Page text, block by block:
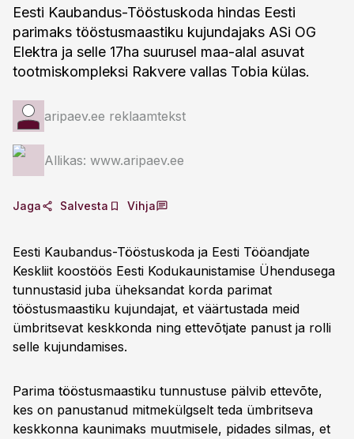
Eesti Kaubandus-Tööstuskoda hindas Eesti
parimaks tööstusmaastiku kujundajaks ASi OG
Elektra ja selle 17ha suurusel maa-alal asuvat
tootmiskompleksi Rakvere vallas Tobia külas.
aripaev.ee reklaamtekst
Allikas: www.aripaev.ee
Jaga Salvesta Vihja
Eesti Kaubandus-Tööstuskoda ja Eesti Tööandjate
Keskliit koostöös Eesti Kodukaunistamise Ühendusega
tunnustasid juba üheksandat korda parimat
tööstusmaastiku kujundajat, et väärtustada meid
ümbritsevat keskkonda ning ettevõtjate panust ja rolli
selle kujundamises.
Parima tööstusmaastiku tunnustuse pälvib ettevõte,
kes on panustanud mitmekülgselt teda ümbritseva
keskkonna kaunimaks muutmisele, pidades silmas, et